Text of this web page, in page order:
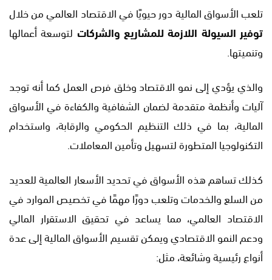
تلعب الأسواق المالية دور حيويًا في الاقتصاد العالمي من خلال
توفير السيولة اللازمة للمشاريع والشركات لتوسعة أعمالها
وتنميتها.
والذي يؤدي إلى نمو الاقتصاد وخلق فرص العمل كما أنه توجد
آليات وأنظمة متقدمة لضمان الشفافية والكفاءة في الأسواق
المالية، بما في ذلك التنظيم الحكومي والرقابة، واستخدام
التكنولوجيا المتطورة لتسهيل وتأمين المعاملات.
كذلك تساهم هذه الأسواق في تحديد الأسعار العالمية للعديد
من السلع والخدمات وتلعب دورًا مهمًا في تخصيص الموارد في
الاقتصاد العالمي، مما يساعد في تحقيق الاستقرار المالي
ودعم النمو الاقتصادي ويمكن تقسيم الأسواق المالية إلى عدة
أنواع رئيسية وشائعة، مثل: